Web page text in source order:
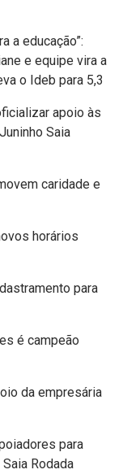
a educação”:
e equipe vira a
o Ideb para 5,3
apoio às
Saia
caridade e
horários
para
é campeão
da empresária
para
Rodada